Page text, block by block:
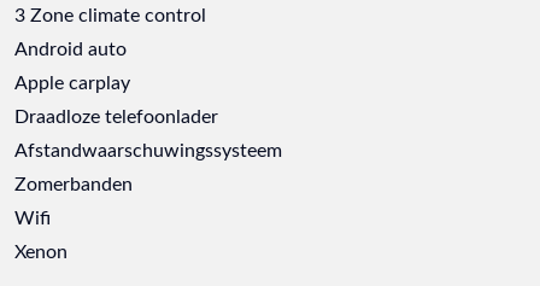
3 Zone climate control
Android auto
Apple carplay
Draadloze telefoonlader
Afstandwaarschuwingssysteem
Zomerbanden
Wifi
Xenon